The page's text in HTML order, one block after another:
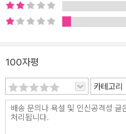
100자평
카테고리